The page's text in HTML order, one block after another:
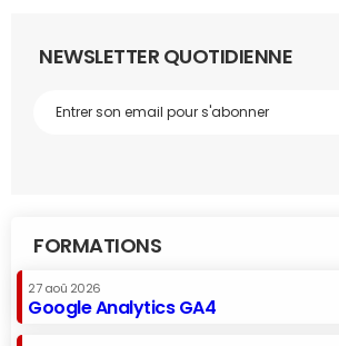
NEWSLETTER QUOTIDIENNE
FORMATIONS
27 aoû 2026
Google Analytics GA4